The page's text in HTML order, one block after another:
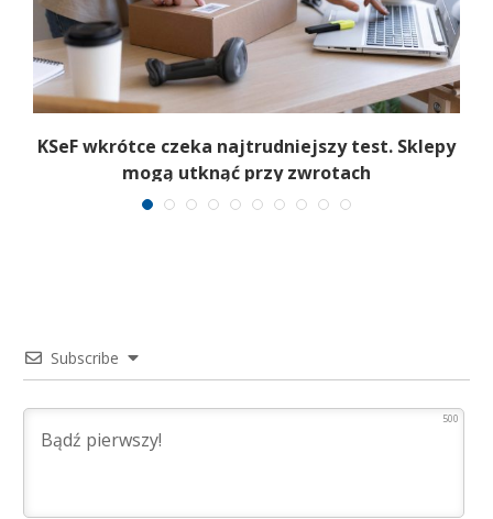
KSeF wkrótce czeka najtrudniejszy test. Sklepy
mogą utknąć przy zwrotach
Subscribe
500